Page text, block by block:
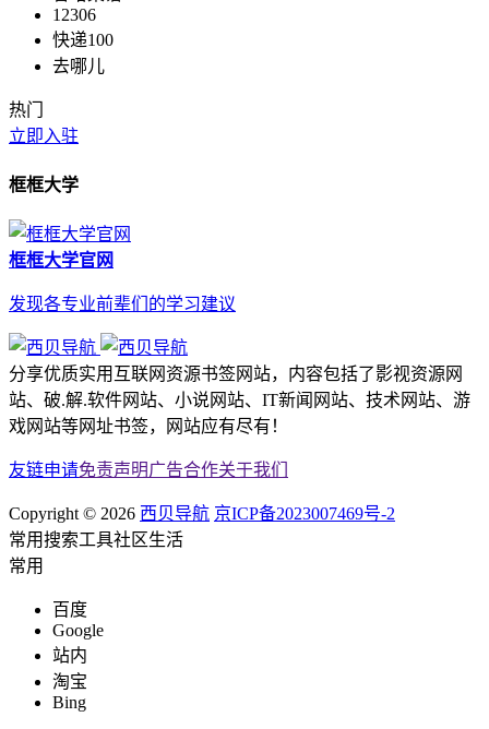
12306
快递100
去哪儿
热门
立即入驻
框框大学
框框大学官网
发现各专业前辈们的学习建议
分享优质实用互联网资源书签网站，内容包括了影视资源网
站、破.解.软件网站、小说网站、IT新闻网站、技术网站、游
戏网站等网址书签，网站应有尽有！
友链申请免责声明广告合作关于我们
Copyright © 2026 西贝导航 京ICP备2023007469号-2
常用搜索工具社区生活
常用
百度
Google
站内
淘宝
Bing